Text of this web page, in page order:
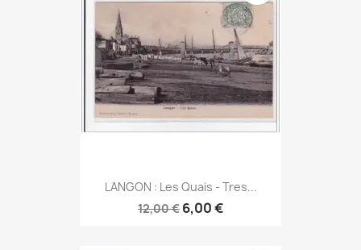
LANGON : Les Quais - Tres...
12,00 € 6,00 €